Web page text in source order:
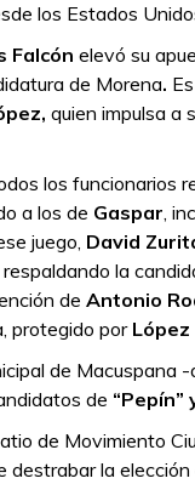
los Estados
Falcón elevó su
de Morena.
quien impulsa a
los funcionarios
a los de Gaspar,
juego, David
la
de Antonio
protegido por
de Macuspana
de “Pepín”
de Movimiento
destrabar la